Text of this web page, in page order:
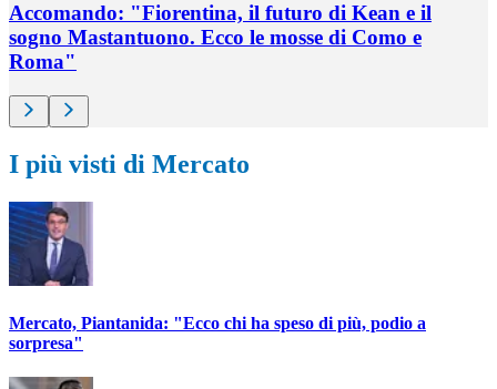
Accomando: "Fiorentina, il futuro di Kean e il
sogno Mastantuono. Ecco le mosse di Como e
Roma"
I più visti di Mercato
Mercato, Piantanida: "Ecco chi ha speso di più, podio a
sorpresa"